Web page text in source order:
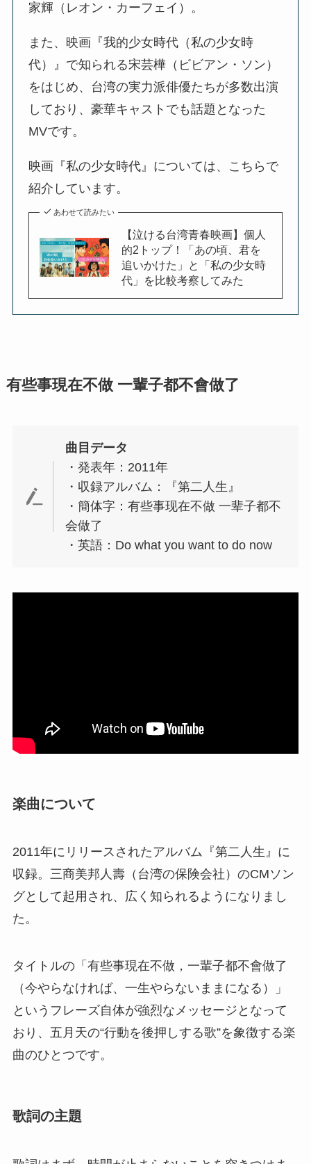
家輝（レオン・カーフェイ）。
また、映画『我的少女時代（私の少女時
代）』で知られる宋芸樺（ビビアン・ソン）
をはじめ、台湾の実力派俳優たちが多数出演
しており、豪華キャストでも話題となった
MVです。
映画『私の少女時代』については、こちらで
紹介しています。
あわせて読みたい
【泣ける台湾青春映画】個人
的2トップ！「あの頃、君を
追いかけた」と「私の少女時
代」を比較考察してみた
有些事現在不做 一輩子都不會做了
曲目データ
・発表年：2011年
・収録アルバム：『第二人生』
・簡体字：有些事现在不做 一辈子都不
会做了
・英語：Do what you want to do now
楽曲について
2011年にリリースされたアルバム『第二人生』に
収録。三商美邦人壽（台湾の保険会社）のCMソン
グとして起用され、広く知られるようになりまし
た。
タイトルの「有些事現在不做，一輩子都不會做了
（今やらなければ、一生やらないままになる）」
というフレーズ自体が強烈なメッセージとなって
おり、五月天の“行動を後押しする歌”を象徴する楽
曲のひとつです。
歌詞の主題